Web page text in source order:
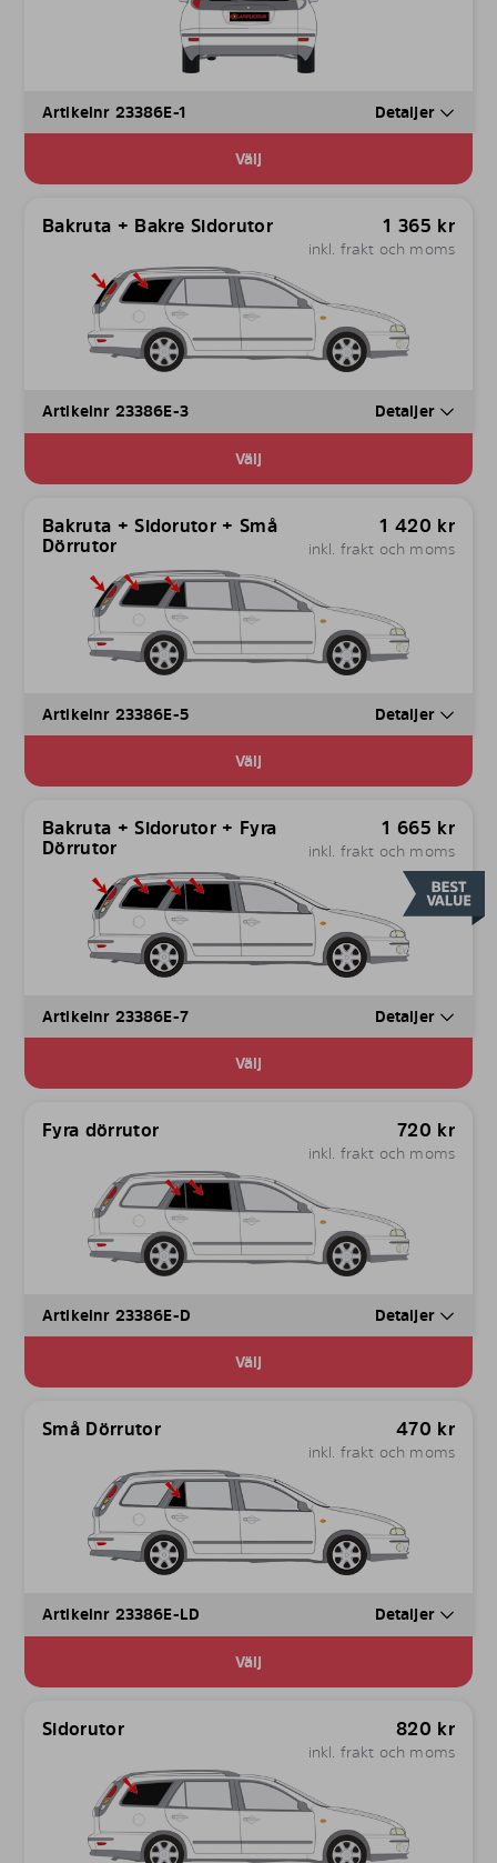
Artikelnr 23386E-1 Detaljer
Välj
Bakruta + Bakre Sidorutor 1 365 kr
inkl. frakt och moms
Artikelnr 23386E-3 Detaljer
Välj
Bakruta + Sidorutor + Små
Dörrutor
1 420 kr
inkl. frakt och moms
Artikelnr 23386E-5 Detaljer
Välj
Bakruta + Sidorutor + Fyra
Dörrutor
1 665 kr
inkl. frakt och moms
Artikelnr 23386E-7 Detaljer
Välj
Fyra dörrutor 720 kr
inkl. frakt och moms
Artikelnr 23386E-D Detaljer
Välj
Små Dörrutor 470 kr
inkl. frakt och moms
Artikelnr 23386E-LD Detaljer
Välj
Sidorutor 820 kr
inkl. frakt och moms